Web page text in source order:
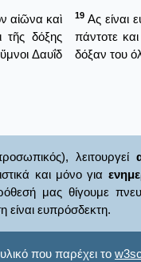
αἰῶνα καὶ
τῆς δόξης
Δαυΐδ
19 Ας είναι
πάντοτε
δόξαν του
λειτουργεί
και μόνο για
μας θίγουμε
ευπρόσδεκτη.
που παρέχει το